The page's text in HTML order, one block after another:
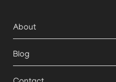
About
Blog